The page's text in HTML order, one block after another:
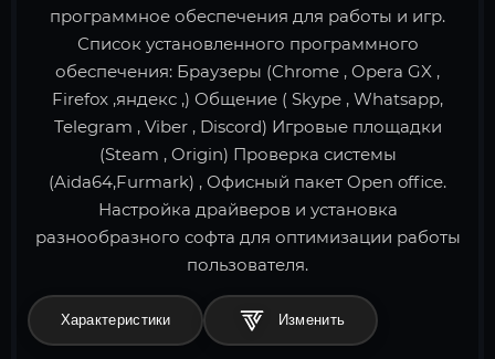
программное обеспечения для работы и игр.
Список установленного программного
обеспечения: Браузеры (Chrome , Opera GX ,
Firefox ,яндекс ,) Общение ( Skype , Whatsapp,
Telegram , Viber , Discord) Игровые площадки
(Steam , Origin) Проверка системы
(Aida64,Furmark) , Офисный пакет Open office.
Настройка драйверов и установка
разнообразного софта для оптимизации работы
пользователя.
Характеристики